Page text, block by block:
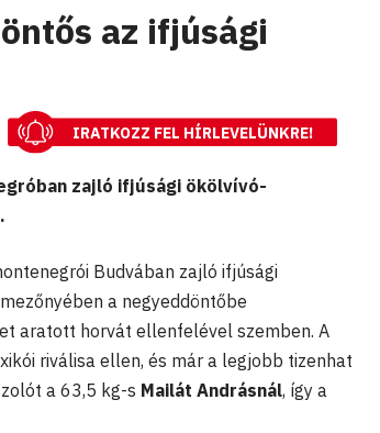
az ifjúsági
IRATKOZZ FEL HÍRLEVELÜNKRE!
zajló ifjúsági ökölvívó-
Budvában zajló ifjúsági
a negyeddöntőbe
aratott horvát ellenfelével szemben. A
riválisa ellen, és már a legjobb tizenhat
a 63,5 kg-s Mailát Andrásnál, így a